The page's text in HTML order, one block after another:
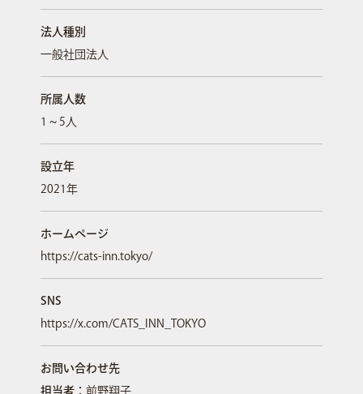
法人種別
一般社団法人
所属人数
1 ~ 5人
設立年
2021年
ホームページ
https://cats-inn.tokyo/
SNS
https://x.com/CATS_INN_TOKYO
お問い合わせ先
担当者： 前野翔子